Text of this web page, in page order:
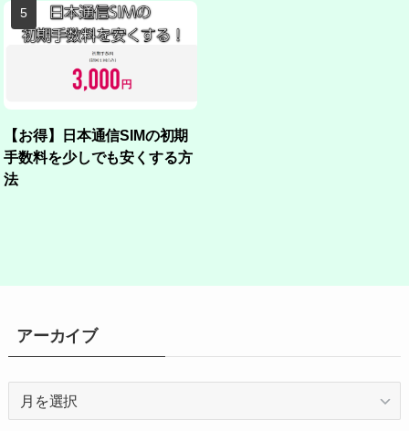
【お得】日本通信SIMの初期
手数料を少しでも安くする方
法
アーカイブ